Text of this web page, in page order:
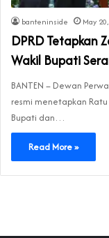
banteninside May
DPRD Tetapkan
Wakil Bupati
BANTEN – Dewan
resmi menetapkan
Bupati dan…
Read More »